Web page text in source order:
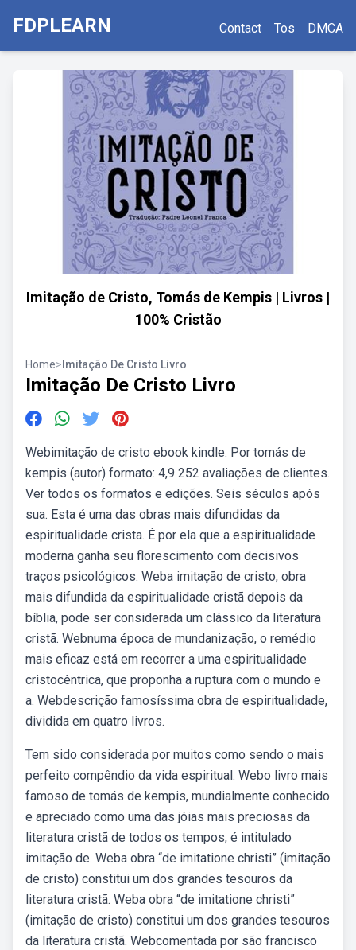
FDPLEARN Contact Tos DMCA
Imitação de Cristo, Tomás de Kempis | Livros |
100% Cristão
Home> Imitação De Cristo Livro
Imitação De Cristo Livro
Webimitação de cristo ebook kindle. Por tomás de
kempis (autor) formato: 4,9 252 avaliações de clientes.
Ver todos os formatos e edições. Seis séculos após
sua. Esta é uma das obras mais difundidas da
espiritualidade crista. É por ela que a espiritualidade
moderna ganha seu florescimento com decisivos
traços psicológicos. Weba imitação de cristo, obra
mais difundida da espiritualidade cristã depois da
bíblia, pode ser considerada um clássico da literatura
cristã. Webnuma época de mundanização, o remédio
mais eficaz está em recorrer a uma espiritualidade
cristocêntrica, que proponha a ruptura com o mundo e
a. Webdescrição famosíssima obra de espiritualidade,
dividida em quatro livros.
Tem sido considerada por muitos como sendo o mais
perfeito compêndio da vida espiritual. Webo livro mais
famoso de tomás de kempis, mundialmente conhecido
e apreciado como uma das jóias mais preciosas da
literatura cristã de todos os tempos, é intitulado
imitação de. Weba obra “de imitatione christi” (imitação
de cristo) constitui um dos grandes tesouros da
literatura cristã. Weba obra “de imitatione christi”
(imitação de cristo) constitui um dos grandes tesouros
da literatura cristã. Webcomentada por são francisco